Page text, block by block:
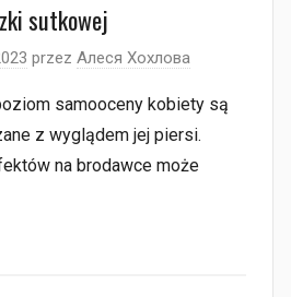
sutkowej
przez Алеся Хохлова
samooceny kobiety są
z wyglądem jej piersi.
na brodawce może